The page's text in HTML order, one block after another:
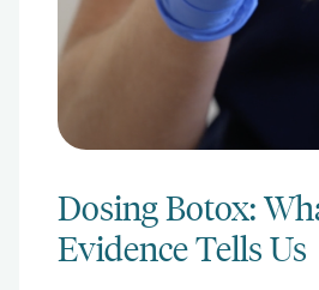
Dosing Botox:
Evidence Tells Us